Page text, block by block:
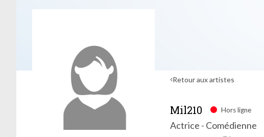
Retour aux artistes
Mil210 Hors ligne
Actrice - Comédienne